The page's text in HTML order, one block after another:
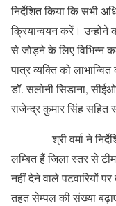
निर्देशित किया कि सभी
क्रियान्वयन करें। उन्होंने
से जोड़ने के लिए विभिन्न
पात्र व्यक्ति को
डॉ. सलोनी सिडाना,
राजेन्द्र कुमार सिंह सहित
श्री वर्मा ने
लम्बित हैं जिला स्तर से
नहीं देने वाले पटवारियों
तहत सेम्पल की संख्या